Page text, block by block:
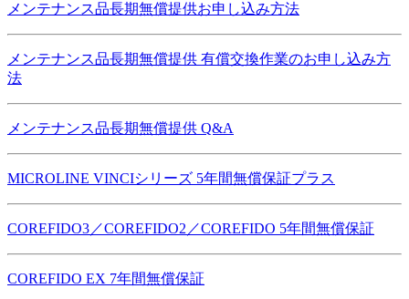
メンテナンス品長期無償提供お申し込み方法
メンテナンス品長期無償提供 有償交換作業のお申し込み方
法
メンテナンス品長期無償提供 Q&A
MICROLINE VINCIシリーズ 5年間無償保証プラス
COREFIDO3／COREFIDO2／COREFIDO 5年間無償保証
COREFIDO EX 7年間無償保証